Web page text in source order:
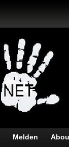
Melden